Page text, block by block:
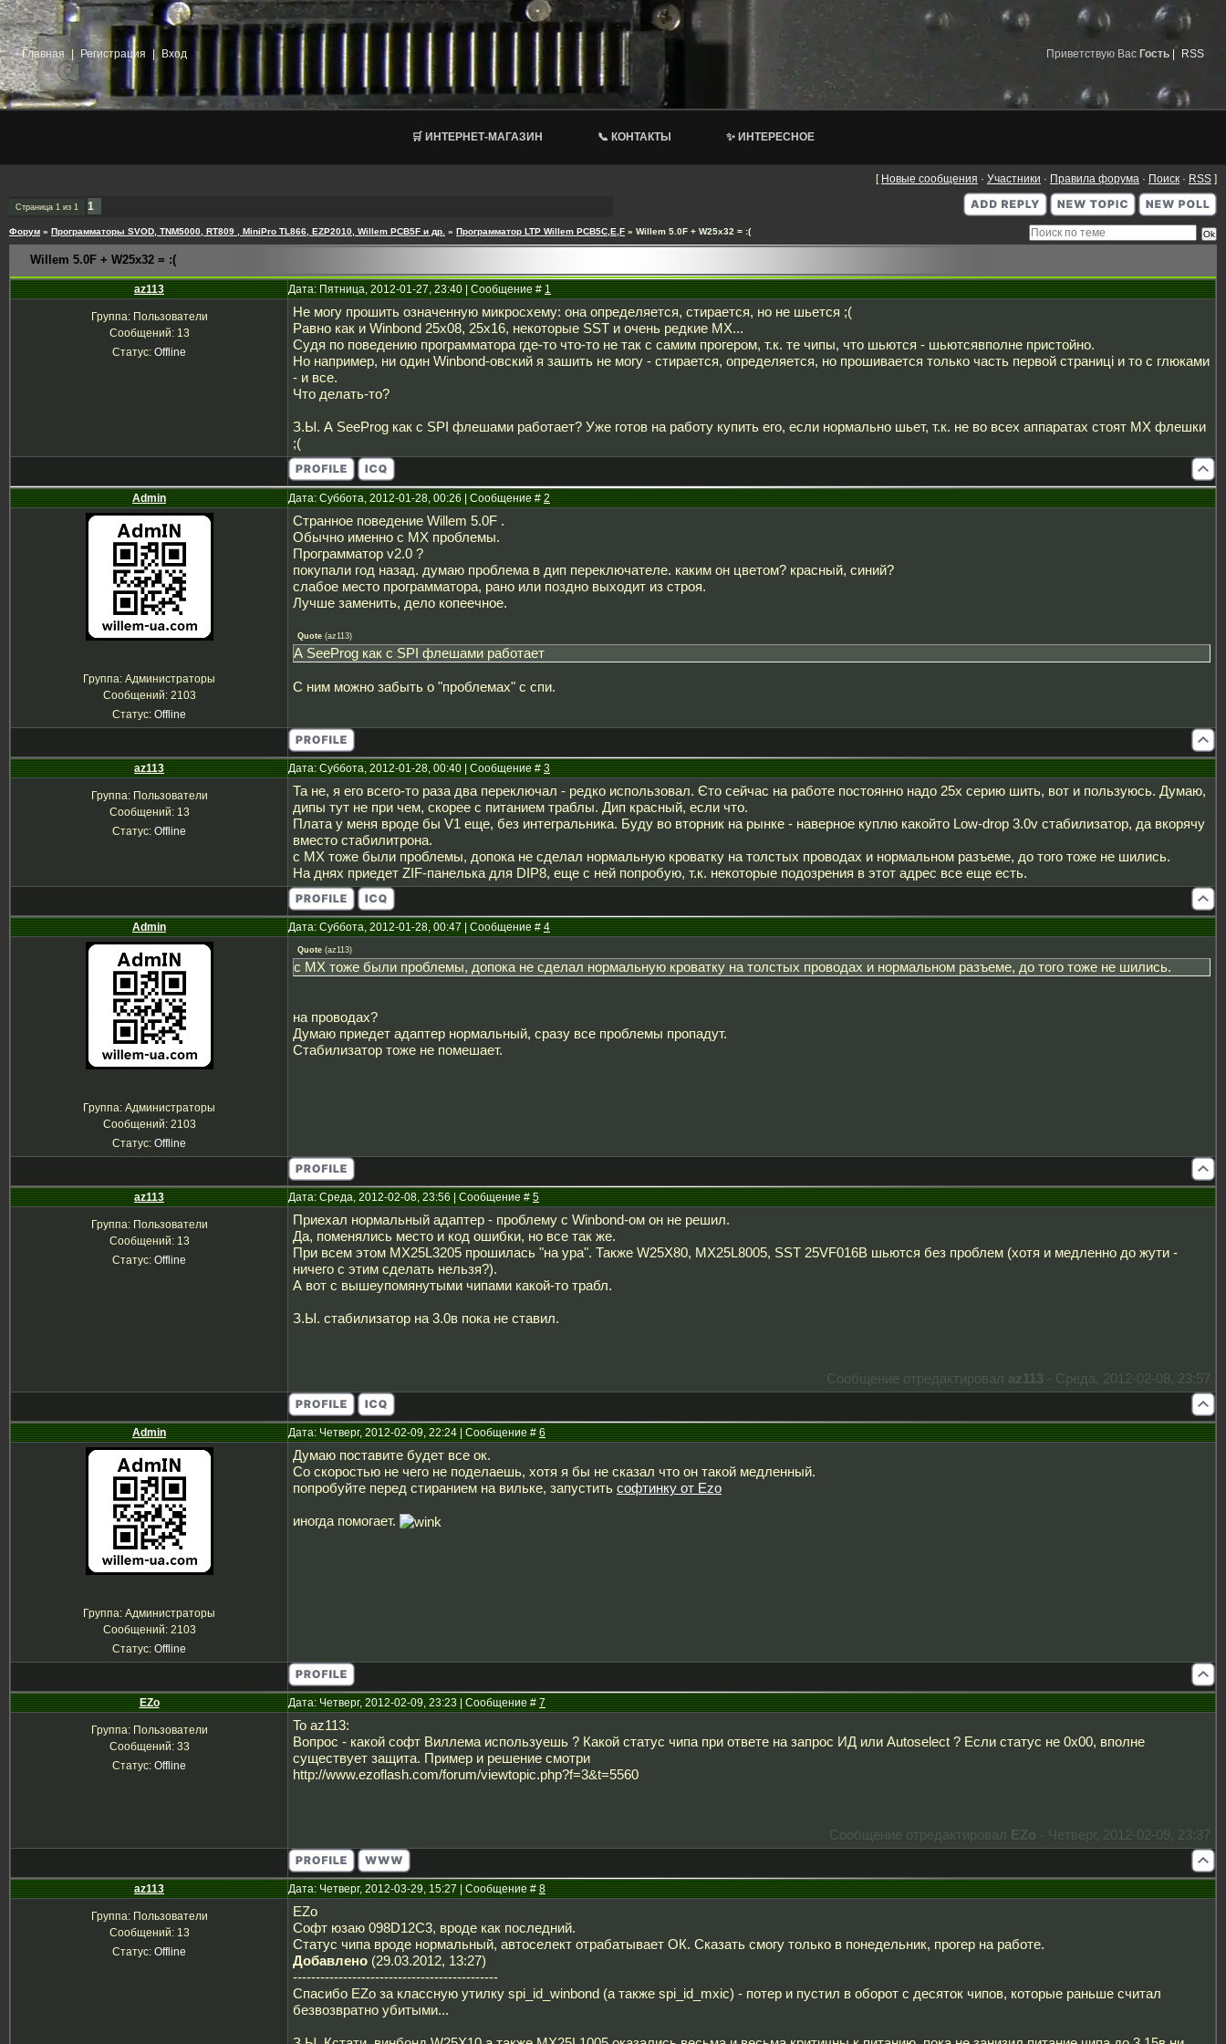
Главная Регистрация Вход Приветствую Вас Гость RSS
🛒 ИНТЕРНЕТ-МАГАЗИН 📞 КОНТАКТЫ ✨ ИНТЕРЕСНОЕ
[ Новые сообщения · Участники · Правила форума · Поиск · RSS ]
Страница 1 из 1 1
Форум » Программаторы SVOD, TNM5000, RT809 , MiniPro TL866, EZP2010, Willem PCB5F и др. » Программатор LTP Willem PCB5C,E,F » Willem 5.0F + W25x32 = :(
Willem 5.0F + W25x32 = :(
az113 Дата: Пятница, 2012-01-27, 23:40 | Сообщение #1
Группа: Пользователи
Сообщений: 13
Статус: Offline
Не могу прошить означенную микросхему: она определяется, стирается, но не шьется ;(
Равно как и Winbond 25x08, 25x16, некоторые SST и очень редкие MX...
Судя по поведению программатора где-то что-то не так с самим прогером, т.к. те чипы, что шьются - шьютсявполне пристойно.
Но например, ни один Winbond-овский я зашить не могу - стирается, определяется, но прошивается только часть первой страниці и то с глюками
- и все.
Что делать-то?
З.Ы. А SeeProg как с SPI флешами работает? Уже готов на работу купить его, если нормально шьет, т.к. не во всех аппаратах стоят MX флешки
;(
Admin Дата: Суббота, 2012-01-28, 00:26 | Сообщение #2
Группа: Администраторы
Сообщений: 2103
Статус: Offline
Странное поведение Willem 5.0F .
Обычно именно с МХ проблемы.
Программатор v2.0 ?
покупали год назад. думаю проблема в дип переключателе. каким он цветом? красный, синий?
слабое место программатора, рано или поздно выходит из строя.
Лучше заменить, дело копеечное.
Quote (az113)
А SeeProg как с SPI флешами работает
С ним можно забыть о "проблемах" с спи.
az113 Дата: Суббота, 2012-01-28, 00:40 | Сообщение #3
Группа: Пользователи
Сообщений: 13
Статус: Offline
Та не, я его всего-то раза два переключал - редко использовал. Єто сейчас на работе постоянно надо 25х серию шить, вот и пользуюсь. Думаю,
дипы тут не при чем, скорее с питанием траблы. Дип красный, если что.
Плата у меня вроде бы V1 еще, без интегральника. Буду во вторник на рынке - наверное куплю какойто Low-drop 3.0v стабилизатор, да вкорячу
вместо стабилитрона.
с МХ тоже были проблемы, допока не сделал нормальную кроватку на толстых проводах и нормальном разъеме, до того тоже не шились.
На днях приедет ZIF-панелька для DIP8, еще с ней попробую, т.к. некоторые подозрения в этот адрес все еще есть.
Admin Дата: Суббота, 2012-01-28, 00:47 | Сообщение #4
Группа: Администраторы
Сообщений: 2103
Статус: Offline
Quote (az113)
с МХ тоже были проблемы, допока не сделал нормальную кроватку на толстых проводах и нормальном разъеме, до того тоже не шились.
на проводах?
Думаю приедет адаптер нормальный, сразу все проблемы пропадут.
Стабилизатор тоже не помешает.
az113 Дата: Среда, 2012-02-08, 23:56 | Сообщение #5
Группа: Пользователи
Сообщений: 13
Статус: Offline
Приехал нормальный адаптер - проблему с Winbond-ом он не решил.
Да, поменялись место и код ошибки, но все так же.
При всем этом MX25L3205 прошилась "на ура". Также W25X80, MX25L8005, SST 25VF016B шьются без проблем (хотя и медленно до жути -
ничего с этим сделать нельзя?).
А вот с вышеупомянутыми чипами какой-то трабл.
З.Ы. стабилизатор на 3.0в пока не ставил.
Сообщение отредактировал az113 - Среда, 2012-02-08, 23:57
Admin Дата: Четверг, 2012-02-09, 22:24 | Сообщение #6
Группа: Администраторы
Сообщений: 2103
Статус: Offline
Думаю поставите будет все ок.
Со скоростью не чего не поделаешь, хотя я бы не сказал что он такой медленный.
попробуйте перед стиранием на вильке, запустить софтинку от Ezo
иногда помогает.
EZo Дата: Четверг, 2012-02-09, 23:23 | Сообщение #7
Группа: Пользователи
Сообщений: 33
Статус: Offline
To az113:
Вопрос - какой софт Виллема используешь ? Какой статус чипа при ответе на запрос ИД или Autoselect ? Если статус не 0х00, вполне
существует защита. Пример и решение смотри
http://www.ezoflash.com/forum/viewtopic.php?f=3&t=5560
Сообщение отредактировал EZo - Четверг, 2012-02-09, 23:37
az113 Дата: Четверг, 2012-03-29, 15:27 | Сообщение #8
Группа: Пользователи
Сообщений: 13
Статус: Offline
EZo
Софт юзаю 098D12C3, вроде как последний.
Статус чипа вроде нормальный, автоселект отрабатывает ОК. Сказать смогу только в понедельник, прогер на работе.
Добавлено (29.03.2012, 13:27)
---------------------------------------------
Спасибо EZo за классную утилку spi_id_winbond (а также spi_id_mxic) - потер и пустил в оборот с десяток чипов, которые раньше считал
безвозвратно убитыми...